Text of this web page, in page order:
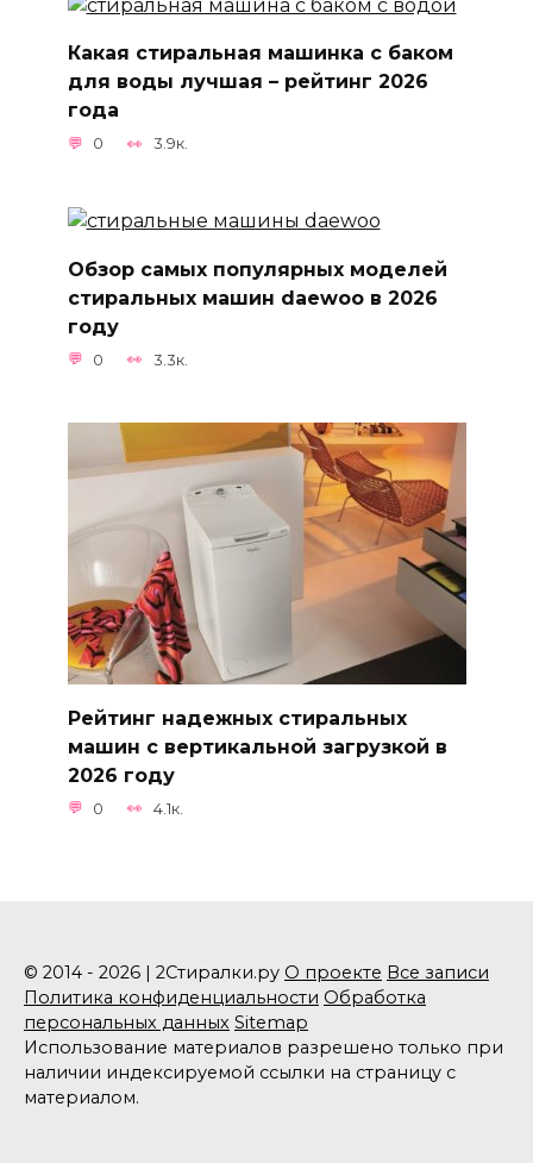
Какая стиральная машинка с баком
для воды лучшая – рейтинг 2026
года
0 3.9к.
Обзор самых популярных моделей
стиральных машин daewoo в 2026
году
0 3.3к.
Рейтинг надежных стиральных
машин с вертикальной загрузкой в
2026 году
0 4.1к.
© 2014 - 2026 | 2Стиралки.ру О проекте Все записи
Политика конфиденциальности Обработка
персональных данных Sitemap
Использование материалов разрешено только при
наличии индексируемой ссылки на страницу с
материалом.